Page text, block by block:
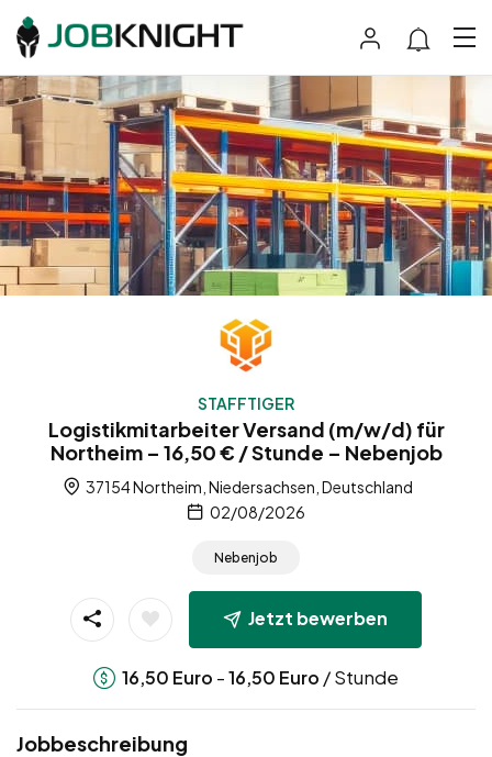
STAFFTIGER
Logistikmitarbeiter Versand (m/w/d) für
Northeim – 16,50 € / Stunde – Nebenjob
37154 Northeim, Niedersachsen, Deutschland
02/08/2026
Nebenjob
Jetzt bewerben
16,50 Euro -16,50 Euro / Stunde
Jobbeschreibung